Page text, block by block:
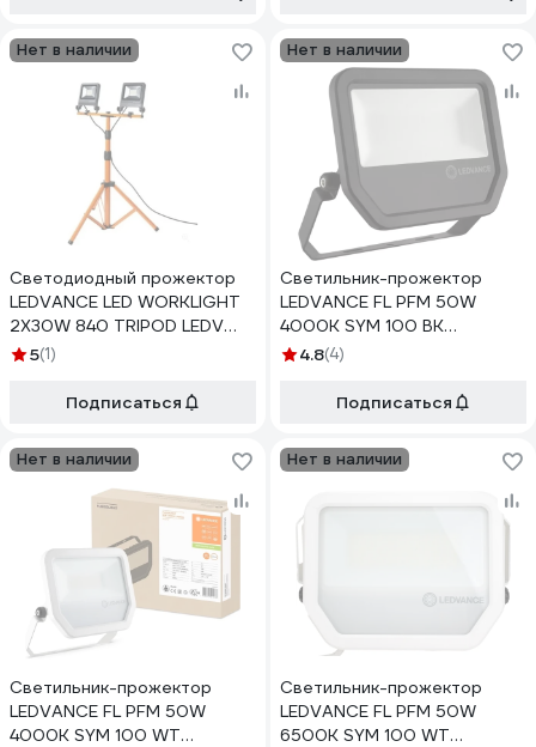
Нет в наличии
Светодиодный прожектор
LEDVANCE LED WORKLIGHT
2X30W 840 TRIPOD LEDV
4058075213951
5(1)
Подписаться
Нет в наличии
Светильник-прожектор
LEDVANCE FL PFM 50W
4000K SYM 100 BK
4058075421264
4.8(4)
Подписаться
Нет в наличии
Светильник-прожектор
LEDVANCE FL PFM 50W
4000K SYM 100 WT
Нет в наличии
Светильник-прожектор
LEDVANCE FL PFM 50W
6500K SYM 100 WT